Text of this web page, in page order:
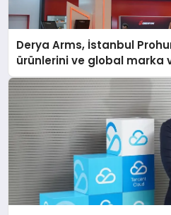
Derya Arms, İstanbul
ürünlerini ve global marka